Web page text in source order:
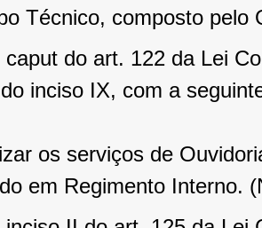
Técnico, composto pelo
caput do art. 122 da Lei
inciso IX, com a
os serviços de
em Regimento Interno.